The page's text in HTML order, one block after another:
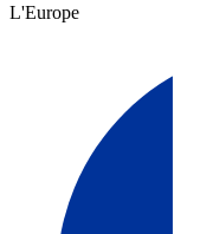
L'Europe​​